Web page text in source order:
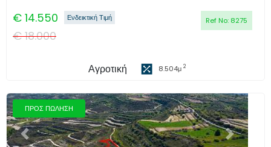
€ 14.550 Ref No: 8275
Ενδεικτική Τιμή
€18.000
Αγροτική 8.504μ 2
ΠΡΟΣ ΠΩΛΗΣΗ
Προηγούμενο Επόμενο